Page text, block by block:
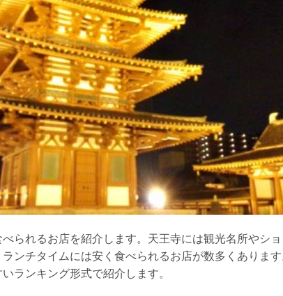
られるお店を紹介します。天王寺には観光名所やシ
ンチタイムには安く食べられるお店が数多くありま
ランキング形式で紹介します。